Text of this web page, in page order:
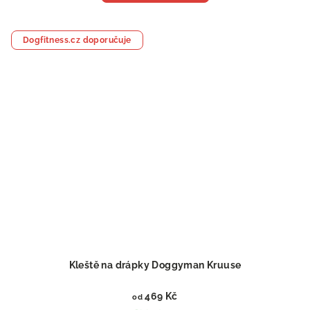
Dogfitness.cz doporučuje
Kleště na drápky Doggyman Kruuse
od 469 Kč